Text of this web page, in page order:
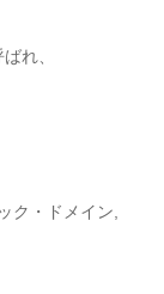
れ、
ク・ドメイン,